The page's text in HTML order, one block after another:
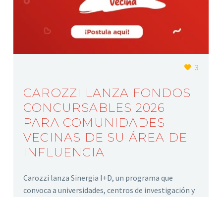
3
CAROZZI LANZA FONDOS
CONCURSABLES 2026
PARA COMUNIDADES
VECINAS DE SU ÁREA DE
INFLUENCIA
Carozzi lanza Sinergia I+D, un programa que
convoca a universidades, centros de investigación y